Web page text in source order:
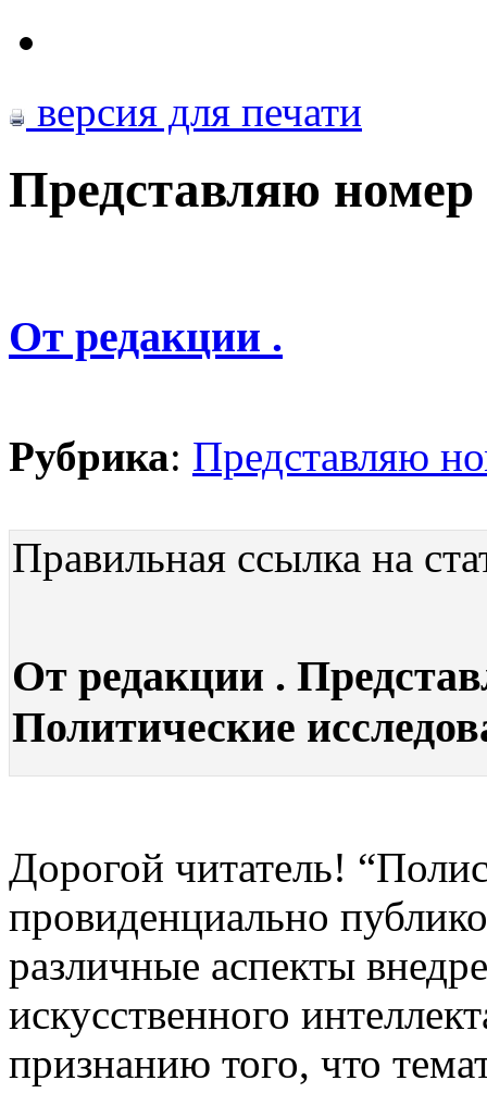
версия для печати
Представляю номер
От редакции .
Рубрика: Представляю
Правильная ссылка на
От редакции .
Политические
Дорогой читатель!
провиденциально
различные аспекты
искусственного
признанию того, что